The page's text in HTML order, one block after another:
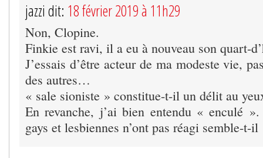
jazzi dit: 18 février 2019 à 11h29
Non, Clopine.
Finkie est ravi, il a eu à nouveau son quart-
J’essais d’être acteur de ma modeste vie,
des autres…
« sale sioniste » constitue-t-il un délit au
En revanche, j’ai bien entendu « enculé
gays et lesbiennes n’ont pas réagi semble-t-il